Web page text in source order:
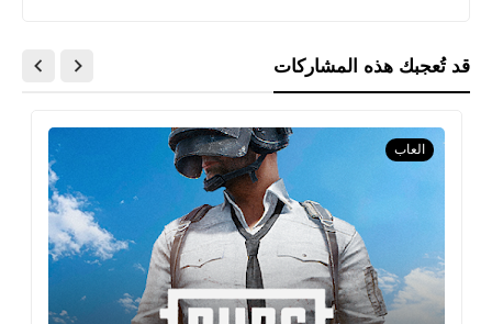
قد تُعجبك هذه المشاركات
العاب